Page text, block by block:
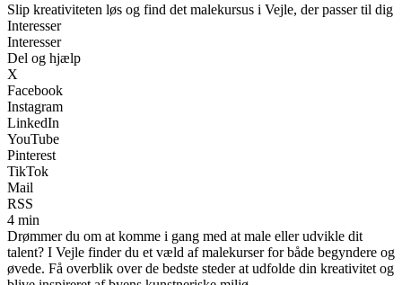
Slip kreativiteten løs og find det malekursus i Vejle, der passer til dig
Interesser
Interesser
Del og hjælp
X
Facebook
Instagram
LinkedIn
YouTube
Pinterest
TikTok
Mail
RSS
4 min
Drømmer du om at komme i gang med at male eller udvikle dit
talent? I Vejle finder du et væld af malekurser for både begyndere og
øvede. Få overblik over de bedste steder at udfolde din kreativitet og